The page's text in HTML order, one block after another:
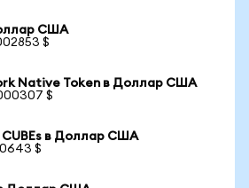
США
$
Native Token в Доллар США
$
CUBEs в Доллар США
$